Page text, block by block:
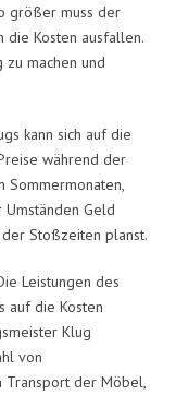
größer muss der
die Kosten ausfallen.
zu machen und
kann sich auf die
während der
Sommermonaten,
Umständen Geld
Stoßzeiten planst.
Leistungen des
auf die Kosten
Klug
von
Transport der Möbel,